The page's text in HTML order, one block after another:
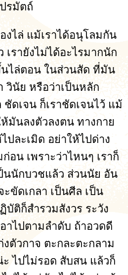
รมัตถ์
งไล่ แม้เราได้อนุโลมกัน
เรายังไม่ได้อะไรมากนัก
ไล่ตอน ในส่วนสัด ที่มัน
วินัย หรือว่าเป็นหลัก
ดเจน ก็เราชัดเจนไว้ แม้
มันลงตัวลงตน ทางกาย
ปละเมิด อย่าให้ไปด่าง
อน เพราะว่าไหนๆ เราก็
นนักบวชแล้ว ส่วนนัย อัน
ขัดเกลา เป็นศีล เป็น
ติก็สำรวมสังวร ระวัง
าไปตามลำดับ ถ้าอวดดี
ตัวกาจ ตะกละตะกลาม
ไปไม่รอด สับสน แล้วก็